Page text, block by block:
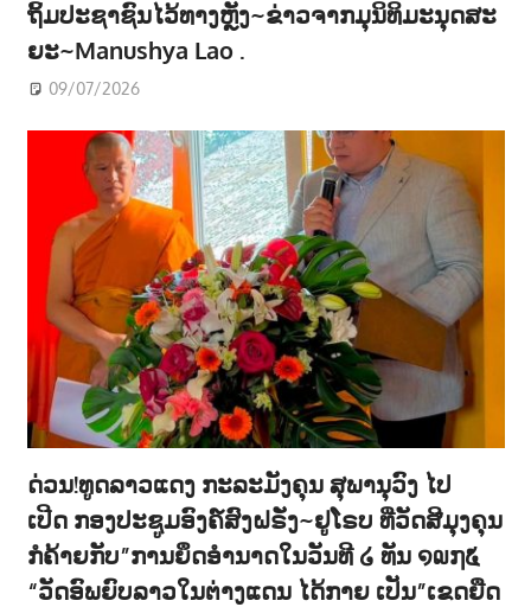
ຖິ້ມປະຊາຊົນໄວ້ທາງຫຼັງ~ຂ່າວຈາກມຸນິທິມະນຸດສະ
ຍະ~Manushya Lao .
09/07/2026
ດ່ວນ!ທູດລາວແດງ ກະລະມັງຄຸນ ສຸພານຸວົງ ໄປ
ເປີດ ກອງປະຊູມອົງຄ໌ສົງຝຣັ່ງ~ຢູໂຣບ ທີ່ວັດສີມຸງຄຸນ
ກໍຄ້າຍກັບ”ການຍຶດອຳນາດໃນວັນທີ ໒ ທັນ ໑໙໗໕
“ວັດອົພຍົບລາວໃນຕ່າງແດນ ໄດ້ກາຍ ເປັນ”ເຂດຍືດ